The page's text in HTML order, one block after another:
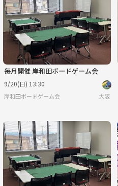
毎月開催 岸和田ボードゲーム会
9/20(日) 13:30
岸和田ボードゲーム会 大阪